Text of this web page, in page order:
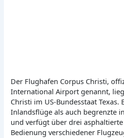
Der Flughafen Corpus Christi,
International Airport genannt,
Christi im US-Bundesstaat Texas.
Inlandsflüge als auch begrenzte
und verfügt über drei
Bedienung verschiedener